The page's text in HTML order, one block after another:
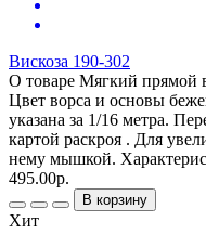
Вискоза 190-302
О товаре Мягкий прямой
Цвет ворса и основы
указана за 1/16 метра.
картой раскроя . Для
нему мышкой.
495.00р.
В корзину
Хит